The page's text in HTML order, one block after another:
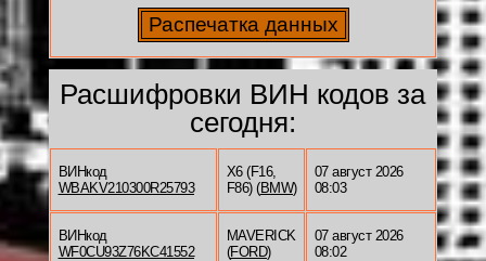
Расшифровки ВИН кодов за
сегодня:
ВИНкод
WBAKV210300R25793
X6 (F16,
F86) (BMW)
07 август 2026
08:03
ВИНкод
WF0CU93Z76KC41552
MAVERICK
(FORD)
07 август 2026
08:02